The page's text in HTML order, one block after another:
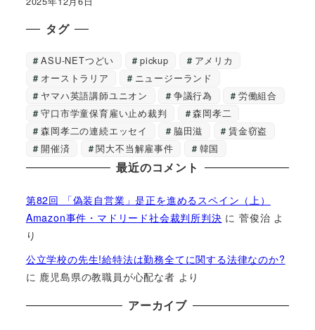
タグ
ASU-NETつどい pickup
アメリカ
オーストラリア
ニュージーランド
ヤマハ英語講師ユニオン
争議行為
労働組合
守口市学童保育雇い止め裁判
森岡孝二
森岡孝二の連続エッセイ
脇田滋
賃金窃盗
開催済
関大不当解雇事件 韓国
最近のコメント
第82回 「偽装自営業」是正を進めるスペイン（上）
Amazon事件・マドリード社会裁判所判決 に菅俊治 よ
り
公立学校の先生!給特法は勤務全てに関する法律なのか?
に 鹿児島県の教職員が心配な者 より
アーカイブ